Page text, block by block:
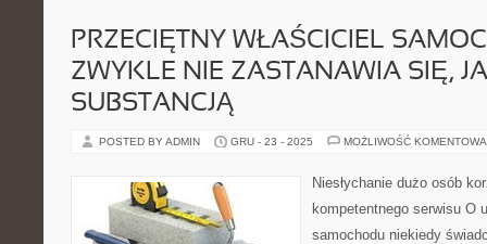
PRZECIĘTNY WŁAŚCICIEL
ZWYKLE NIE ZASTANAWIA SIĘ,
SUBSTANCJĄ
POSTED BY ADMIN GRU - 23 - 2025 MOŻLIWOŚĆ
Niesłychanie dużo osób
kompetentnego serwisu O
samochodu niekiedy